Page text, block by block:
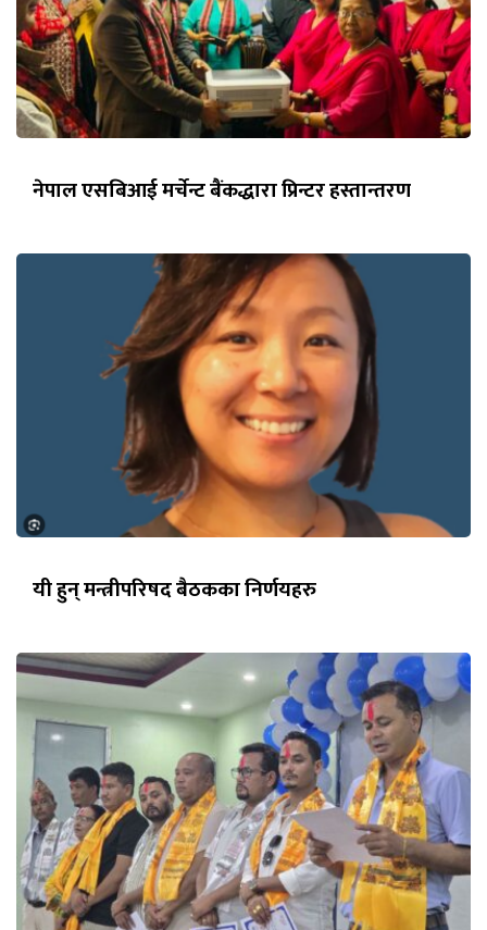
नेपाल एसबिआई मर्चेन्ट बैंकद्धारा प्रिन्टर हस्तान्तरण
यी हुन् मन्त्रीपरिषद बैठकका निर्णयहरु